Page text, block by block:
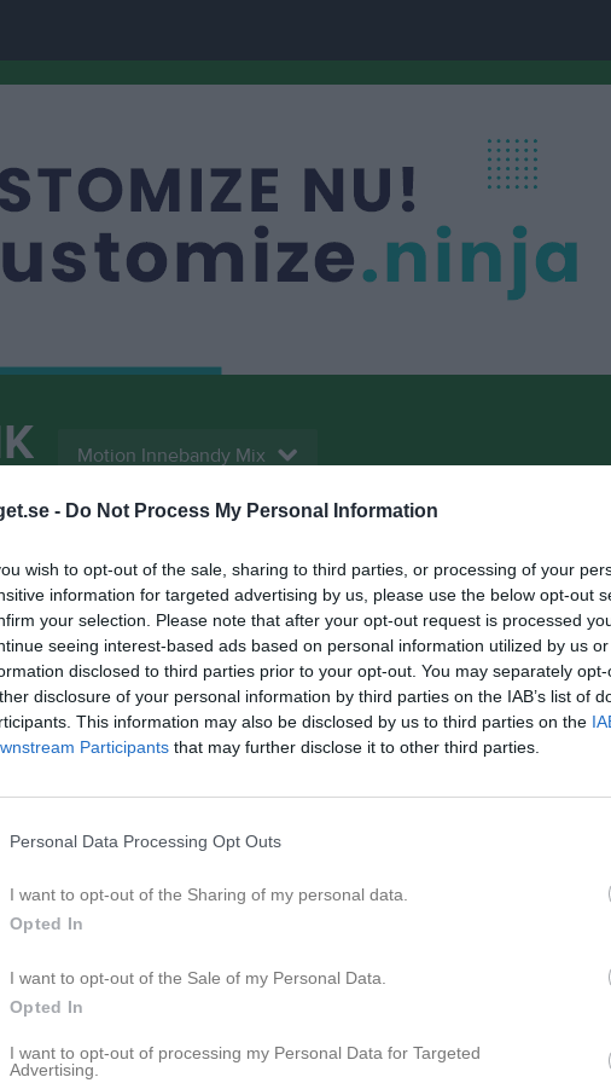
- Do Not Process My Personal Information
wish to opt-out of the sale, sharing to third parties, or processing of your
information for targeted advertising by us, please use the below opt-out
your selection. Please note that after your opt-out request is processed
seeing interest-based ads based on personal information utilized by us
disclosed to third parties prior to your opt-out. You may separately
disclosure of your personal information by third parties on the IAB’s list of
This information may also be disclosed by us to third parties on the
Participants that may further disclose it to other third parties.
Personal Data Processing Opt Outs
I want to opt-out of the Sharing of my personal data.
Opted In
I want to opt-out of the Sale of my Personal Data.
Opted In
I want to opt-out of processing my Personal Data for Targeted
Advertising.
Motion Innebandy Mix
viktig information!
Stötta arbetet med
På gång
Inga kommande